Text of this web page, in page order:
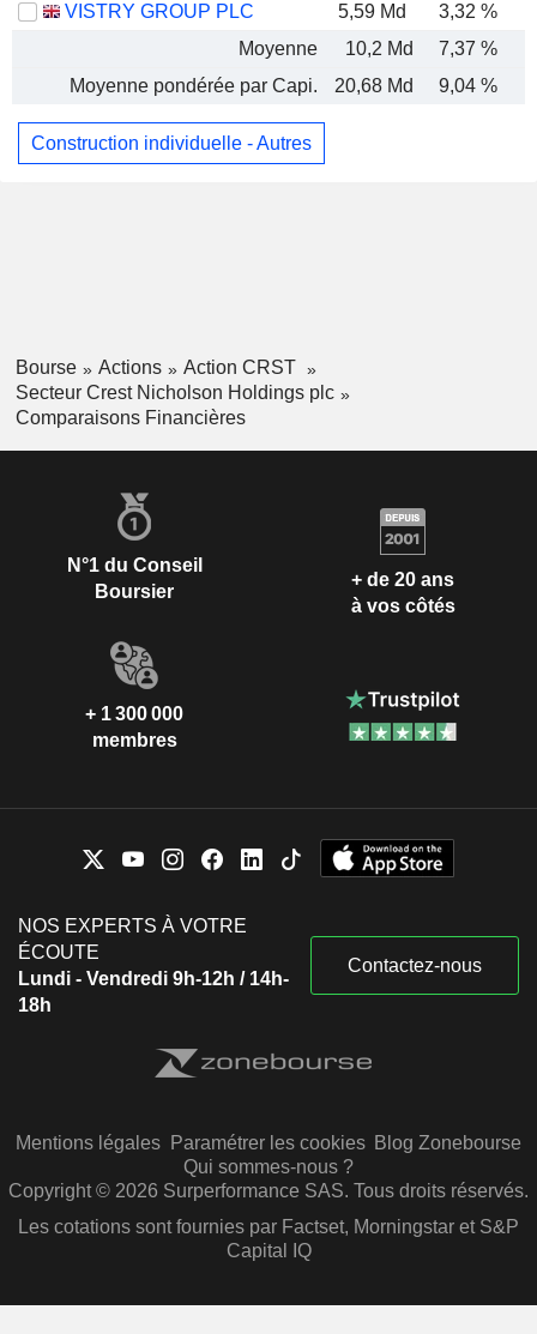
VISTRY GROUP PLC
5,59 Md 3,32 %
Moyenne
10,2 Md 7,37 %
Moyenne pondérée par Capi.
20,68 Md 9,04 %
Construction individuelle - Autres
Bourse Actions
Action CRST
Secteur Crest Nicholson Holdings plc
Comparaisons Financières
N°1 du Conseil
Boursier
+ de 20 ans
à vos côtés
+ 1 300 000
membres
NOS EXPERTS À VOTRE
ÉCOUTE
Lundi - Vendredi 9h-12h / 14h-
18h
Contactez-nous
Mentions légales Paramétrer les cookies Blog Zonebourse
Qui sommes-nous ?
Copyright © 2026 Surperformance SAS. Tous droits réservés.
Les cotations sont fournies par Factset, Morningstar et S&P
Capital IQ